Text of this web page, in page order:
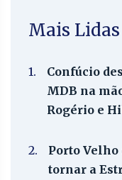
Mais Lidas
1.
Confúcio
MDB na
Rogério e
2.
Porto
tornar a